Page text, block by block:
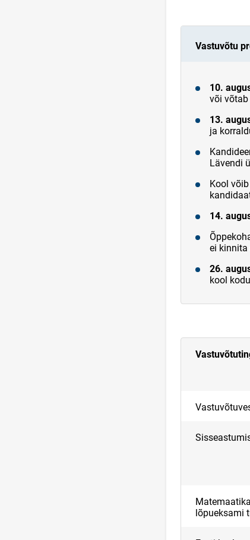
Vastuvõtu
10.
või võtab
13.
ja
Lävendi
Kool
14.
ei kinnita
26.
kool
Matemaatika
lõpueksami